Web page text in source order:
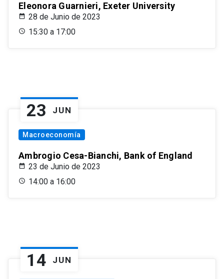
Eleonora Guarnieri, Exeter University
28 de Junio de 2023
15:30 a 17:00
23 JUN
Macroeconomía
Ambrogio Cesa-Bianchi, Bank of England
23 de Junio de 2023
14:00 a 16:00
14 JUN